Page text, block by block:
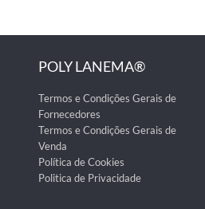
POLY LANEMA®
Termos e Condições Gerais de
Fornecedores
Termos e Condições Gerais de
Venda
Política de Cookies
Politica de Privacidade